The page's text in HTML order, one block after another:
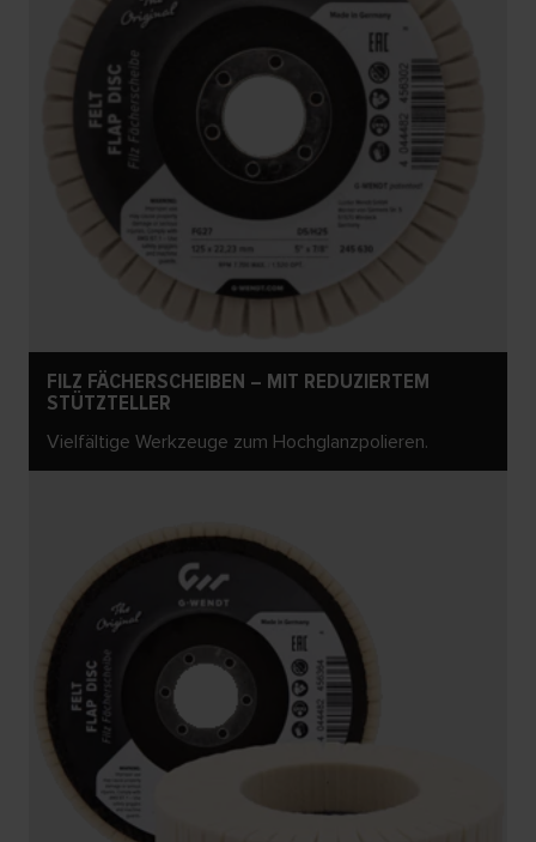
FILZ FÄCHERSCHEIBEN – MIT REDUZIERTEM
STÜTZTELLER
Vielfältige Werkzeuge zum Hochglanzpolieren.